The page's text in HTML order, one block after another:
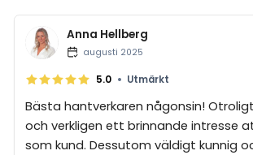
Anna Hellberg
augusti 2025
5.0 • Utmärkt
Bästa hantverkaren någonsin!
och verkligen ett brinnande intresse
som kund. Dessutom väldigt kunnig